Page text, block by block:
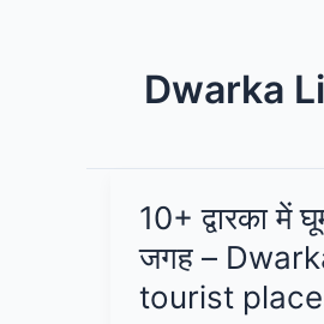
Dwarka
10+ द्वारका में
जगह –
tourist